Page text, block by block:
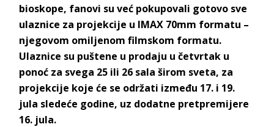
bioskope, fanovi su već pokupovali gotovo sve
ulaznice za projekcije u IMAX 70mm formatu –
njegovom omiljenom filmskom formatu.
Ulaznice su puštene u prodaju u četvrtak u
ponoć za svega 25 ili 26 sala širom sveta, za
projekcije koje će se održati između 17. i 19.
jula sledeće godine, uz dodatne pretpremijere
16. jula.